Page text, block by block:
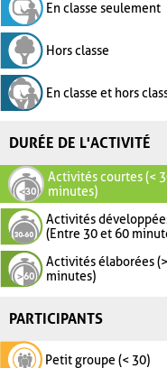
En classe seulement
Hors classe
En classe et hors
DURÉE DE L'ACTIVITÉ
Activités courtes (<
minutes)
Activités
(Entre 30 et 60
Activités élaborées
minutes)
PARTICIPANTS
Petit groupe (< 30)